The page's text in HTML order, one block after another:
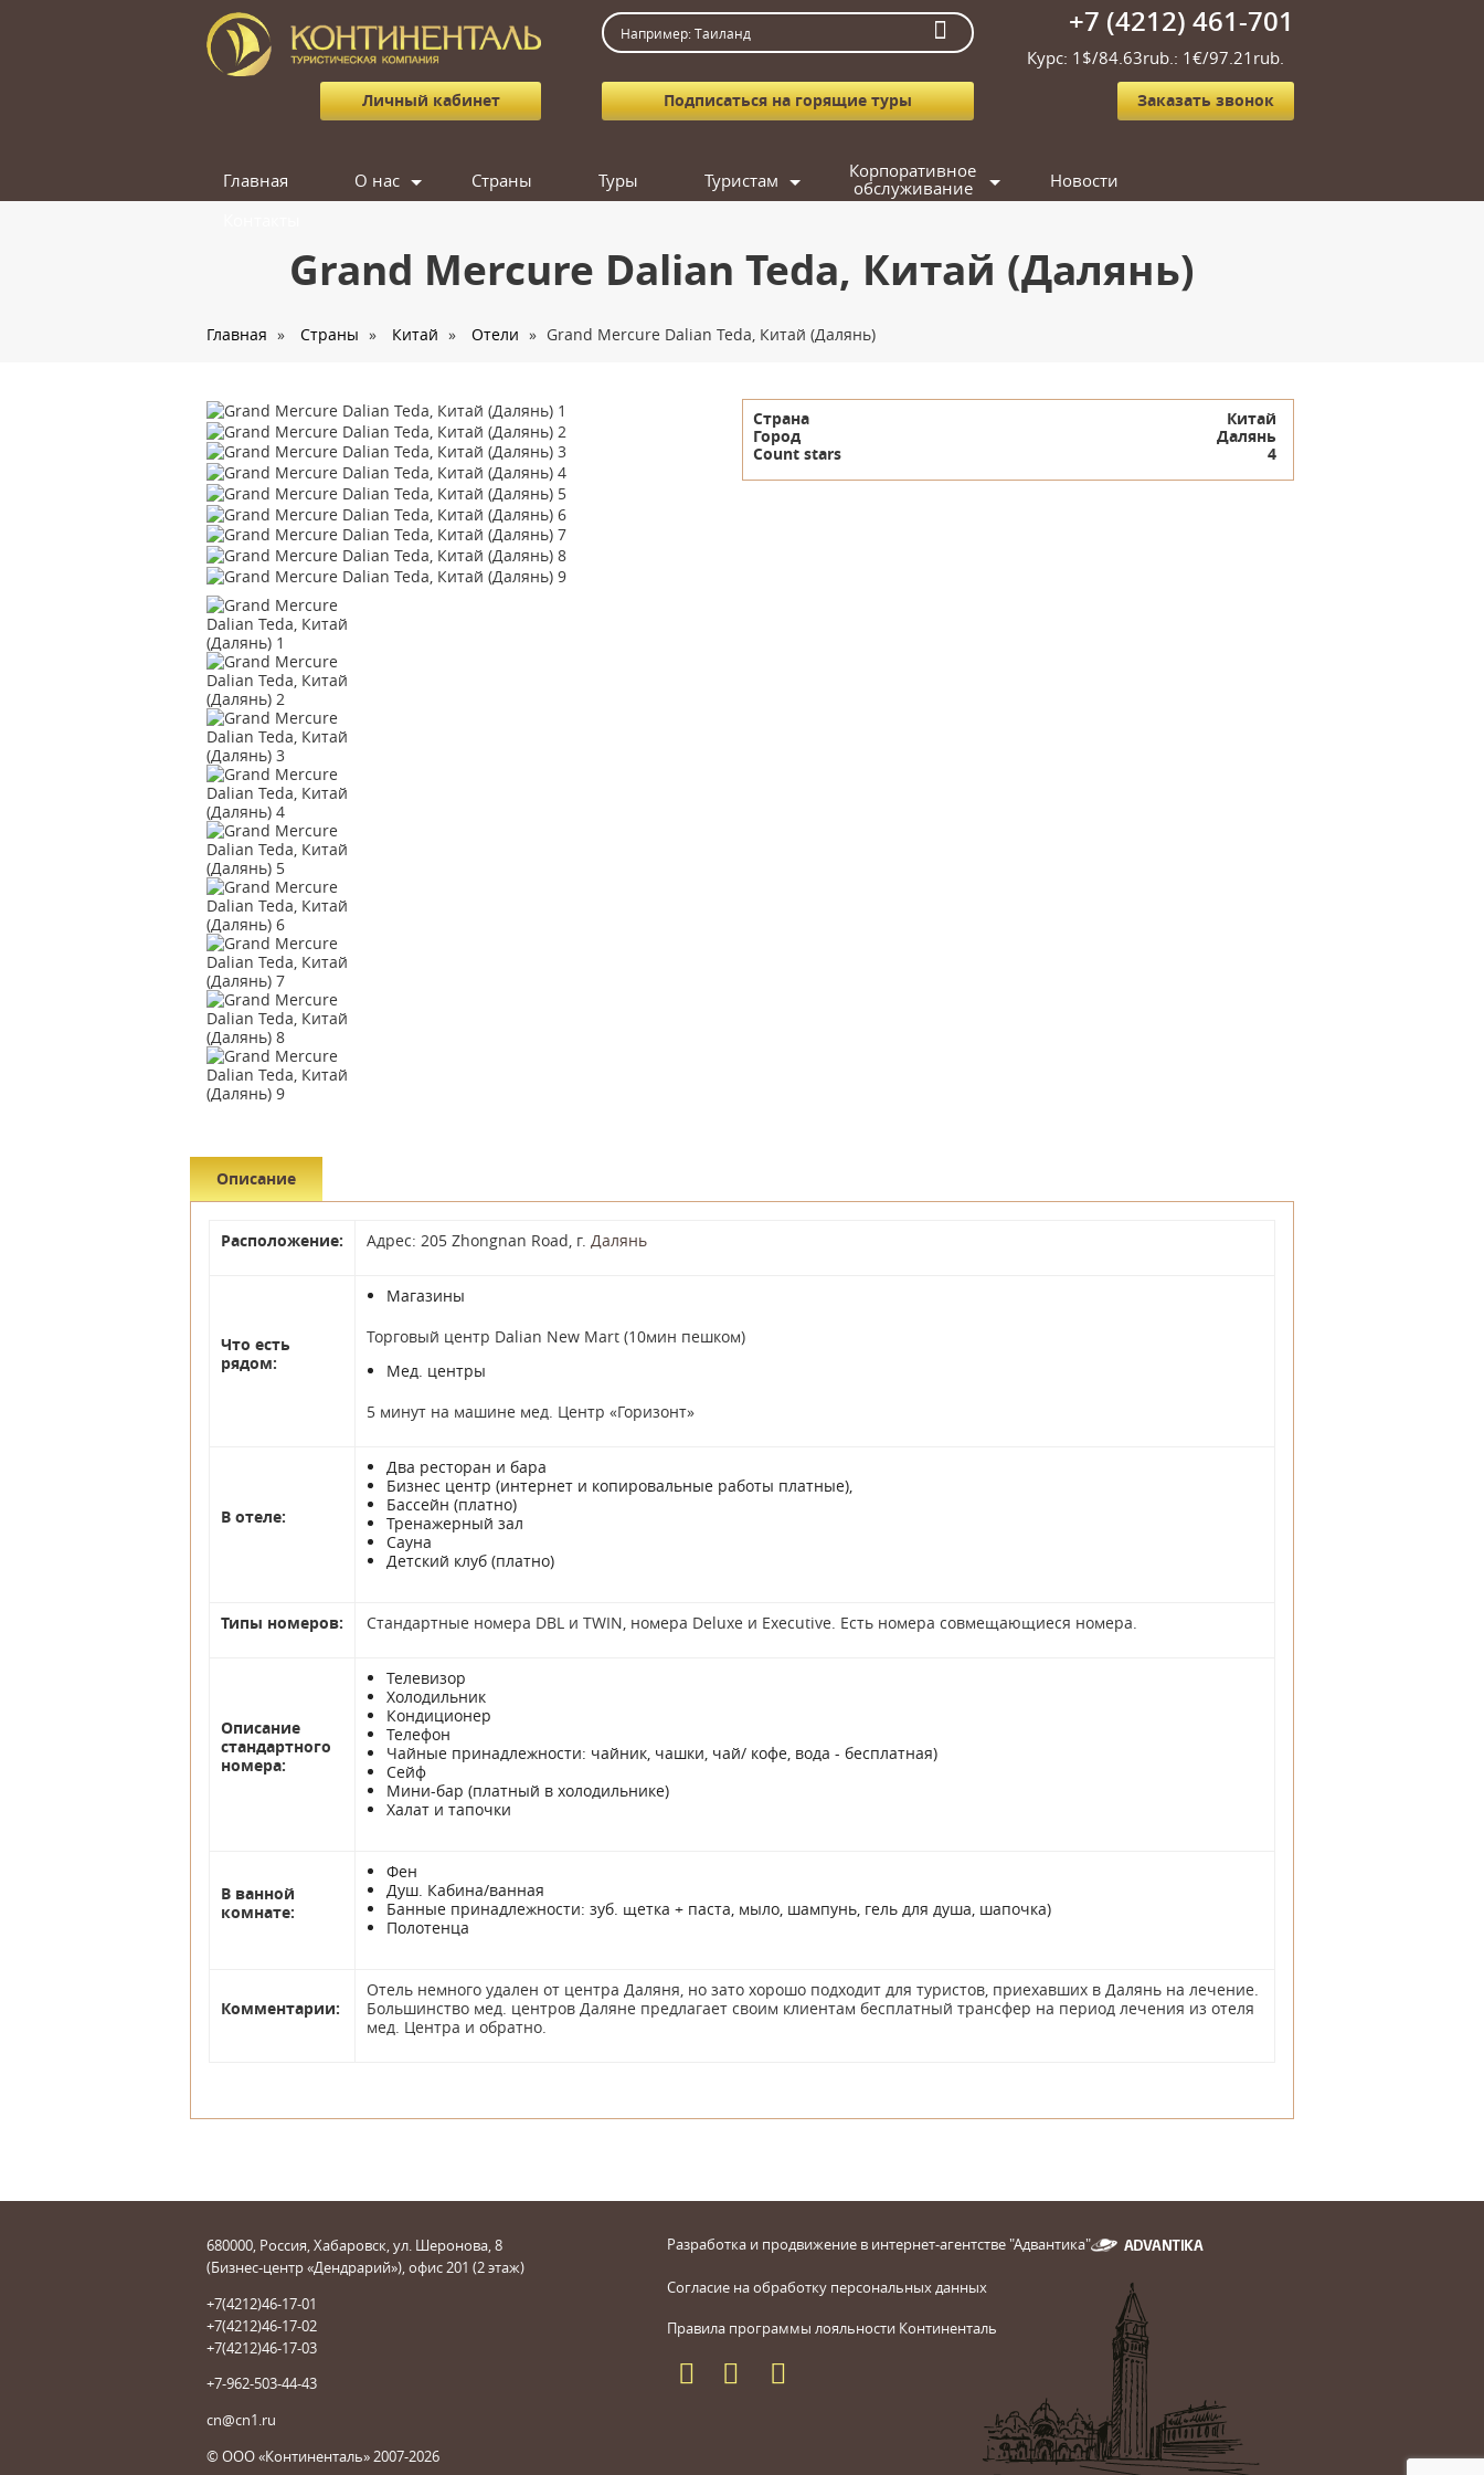
Личный кабинет Подписаться на горящие туры
+7 (4212) 461-701
Курс: 1$/84.63rub.: 1€/97.21rub.
Заказать звонок
Главная
О нас
Отзывы
Страны Туры
Туристам
Вопрос-ответ
Подарочные сертификаты
Подобрать тур
Поиск попутчика
Корпоративное
обслуживание
Новости
Grand Mercure Dalian Teda, Китай (Далянь)
Главная » Страны » Китай » Отели » Grand Mercure Dalian Teda, Китай (Далянь)
Страна
Китай
Город
Далянь
Count stars
4
Описание
Расположение: Адрес: 205 Zhongnan Road, г. Далянь
Что есть
рядом:
Магазины
Торговый центр Dalian New Mart (10мин пешком)
Мед. центры
5 минут на машине мед. Центр «Горизонт»
В отеле:
Два ресторан и бара
Бизнес центр (интернет и копировальные работы платные),
Бассейн (платно)
Тренажерный зал
Сауна
Детский клуб (платно)
Типы номеров: Стандартные номера DBL и TWIN, номера Deluxe и Executive. Есть номера совмещающиеся номера.
Описание
стандартного
номера:
Телевизор
Холодильник
Кондиционер
Телефон
Чайные принадлежности: чайник, чашки, чай/ кофе, вода - бесплатная)
Сейф
Мини-бар (платный в холодильнике)
Халат и тапочки
В ванной
комнате:
Фен
Душ. Кабина/ванная
Банные принадлежности: зуб. щетка + паста, мыло, шампунь, гель для душа, шапочка)
Полотенца
Комментарии:
Отель немного удален от центра Даляня, но зато хорошо подходит для туристов, приехавших в Далянь на лечение.
Большинство мед. центров Даляне предлагает своим клиентам бесплатный трансфер на период лечения из отеля
мед. Центра и обратно.
680000, Россия, Хабаровск, ул. Шеронова, 8
(Бизнес-центр «Дендрарий»), офис 201 (2 этаж)
+7(4212)46-17-01
+7(4212)46-17-02
+7(4212)46-17-03
+7-962-503-44-43
cn@cn1.ru
© ООО «Континенталь» 2007-2026
Разработка и продвижение в интернет-агентстве "Адвантика"
Согласие на обработку персональных данных
Правила программы лояльности Континенталь